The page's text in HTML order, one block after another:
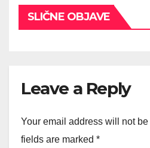
SLIČNE OBJAVE
Leave a Reply
Your email address will not
fields are marked *